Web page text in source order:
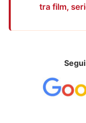
tra film,